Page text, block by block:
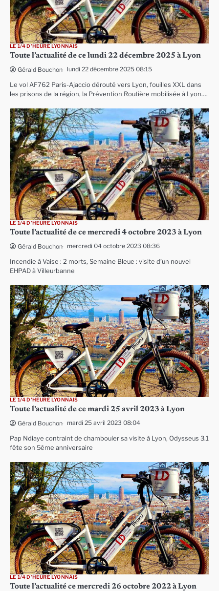
LE 1/4 D'HEURE LYONNAIS
Toute l’actualité de ce lundi 22 décembre 2025 à Lyon
Gérald Bouchon lundi 22 décembre 2025 08:15
Le vol AF762 Paris-Ajaccio dérouté vers Lyon, fouilles XXL dans
les prisons de la région, la Prévention Routière mobilisée à Lyon….
LE 1/4 D'HEURE LYONNAIS
Toute l’actualité de ce mercredi 4 octobre 2023 à Lyon
Gérald Bouchon mercredi 04 octobre 2023 08:36
Incendie à Vaise : 2 morts, Semaine Bleue : visite d’un nouvel
EHPAD à Villeurbanne
LE 1/4 D'HEURE LYONNAIS
Toute l’actualité de ce mardi 25 avril 2023 à Lyon
Gérald Bouchon mardi 25 avril 2023 08:04
Pap Ndiaye contraint de chambouler sa visite à Lyon, Odysseus 3.1
fête son 5ème anniversaire
LE 1/4 D'HEURE LYONNAIS
Toute l’actualité ce mercredi 26 octobre 2022 à Lyon